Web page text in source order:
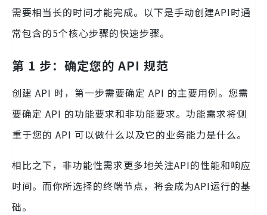
需要相当长的时间才能完成。以下是手动创建API时通
常包含的5个核心步骤的快速步骤。
第 1 步：确定您的 API 规范
创建 API 时，第一步需要确定 API 的主要用例。您需
要确定 API 的功能要求和非功能要求。功能需求将侧
重于您的 API 可以做什么以及它的业务能力是什么。
相比之下，非功能性需求更多地关注API的性能和响应
时间。而你所选择的终端节点，将会成为API运行的基
础。